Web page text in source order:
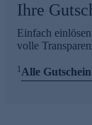
Ihre
Einfach
volle
1Alle